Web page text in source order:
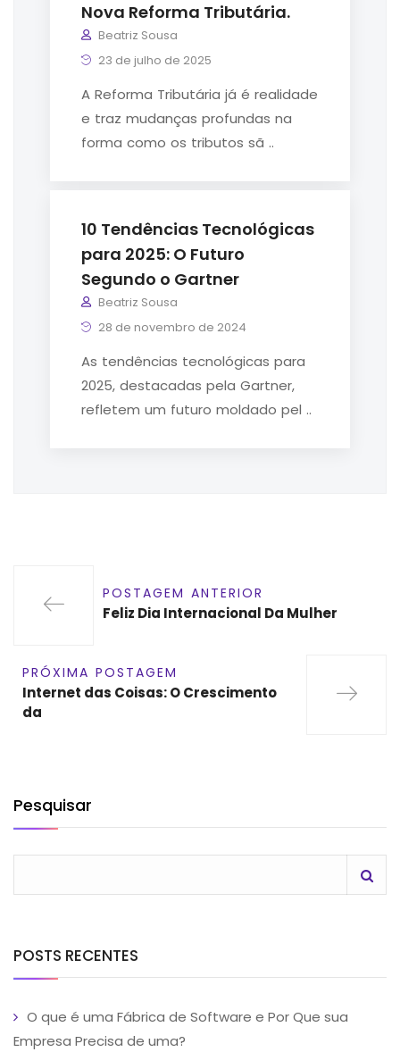
Nova Reforma Tributária.
Beatriz Sousa
23 de julho de 2025
A Reforma Tributária já é realidade
e traz mudanças profundas na
forma como os tributos sã ..
10 Tendências Tecnológicas
para 2025: O Futuro
Segundo o Gartner
Beatriz Sousa
28 de novembro de 2024
As tendências tecnológicas para
2025, destacadas pela Gartner,
refletem um futuro moldado pel ..
POSTAGEM ANTERIOR
Feliz Dia Internacional Da Mulher
PRÓXIMA POSTAGEM
Internet das Coisas: O Crescimento
da
Pesquisar
POSTS RECENTES
O que é uma Fábrica de Software e Por Que sua
Empresa Precisa de uma?